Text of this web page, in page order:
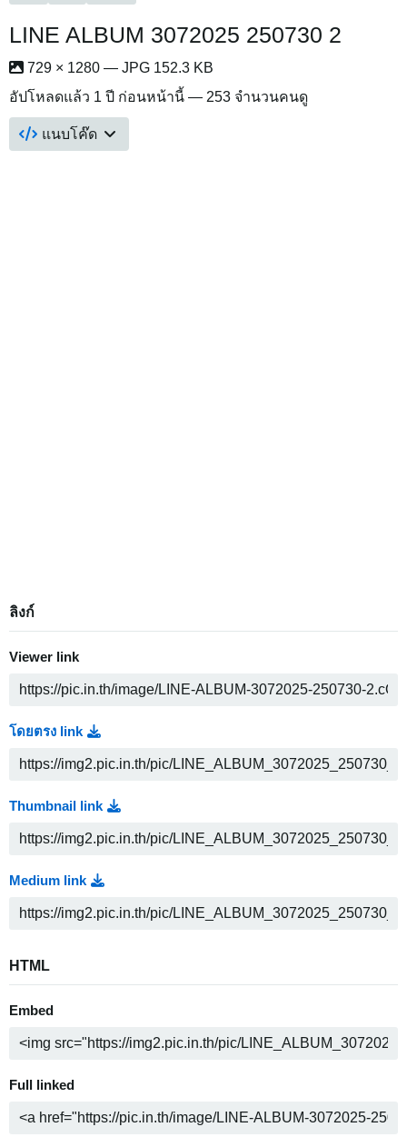
LINE ALBUM 3072025 250730 2
729 × 1280 — JPG 152.3 KB
อัปโหลดแล้ว 1 ปี ก่อนหน้านี้ — 253 จำนวนคนดู
แนบโค๊ด
ลิงก์
Viewer link
โดยตรง link
Thumbnail link
Medium link
HTML
Embed
Full linked